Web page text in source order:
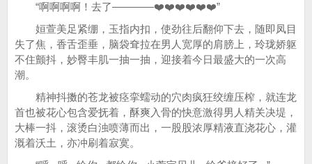
“啊啊啊啊！去了————❤️❤️❤️❤️❤️❤️”
姮萱美足紧绷，玉指内扣，使劲往后翻仰下去，随即凤目
失了焦，香舌歪垂，脑袋耷拉在男人宽厚的肩膀上，玲珑娇躯
不住颤抖，妙臀丰肌一抽一抽，迎接着今日最盛大的一次高
潮。
精神抖擞的苍龙被痉挛蠕动的穴肉疯狂绞缠压榨，就连龙
首也被花心包含爱抚着，酥爽入骨的快意激得男人精关决堤，
大棒一抖，滚烫白浊喷薄而出，一股股浓厚精液直浇花心，灌
溉着沃土，亦冲刷着寂寞。